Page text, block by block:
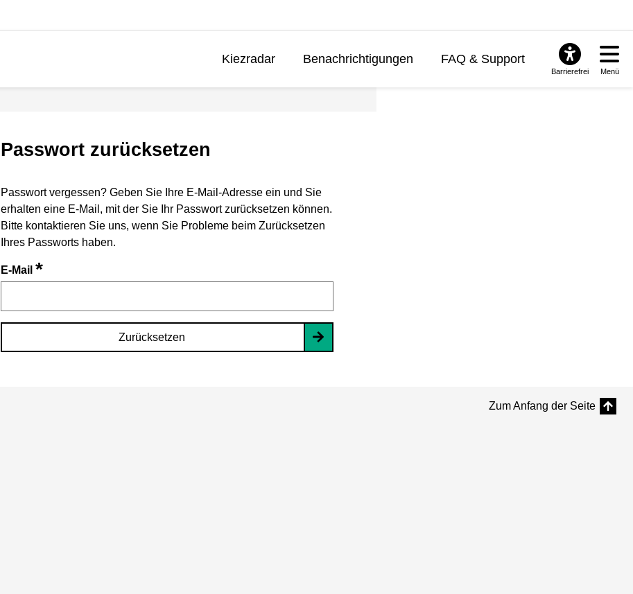
Kiezradar Benachrichtigungen FAQ & Support
Barrierefrei Menü
Passwort zurücksetzen
Passwort vergessen? Geben Sie Ihre E-Mail-Adresse ein und Sie
erhalten eine E-Mail, mit der Sie Ihr Passwort zurücksetzen können.
Bitte kontaktieren Sie uns, wenn Sie Probleme beim Zurücksetzen
Ihres Passworts haben.
E-Mail *
Zurücksetzen
Zum Anfang der Seite